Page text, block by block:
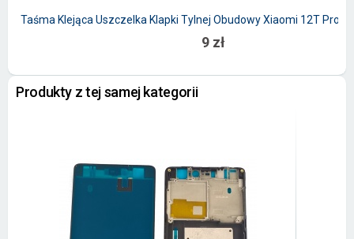
Taśma Klejąca Uszczelka Klapki Tylnej Obudowy Xiaomi 12T Pro /
9 zł
Produkty z tej samej kategorii